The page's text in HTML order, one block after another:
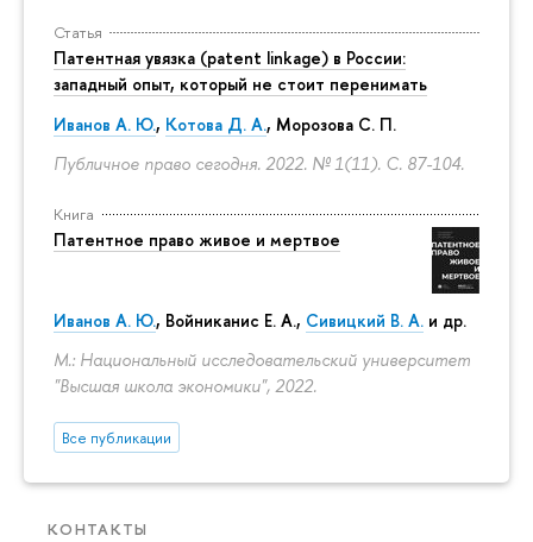
Статья
Патентная увязка (patent linkage) в России:
западный опыт, который не стоит перенимать
Иванов А. Ю., Котова Д. А., Морозова С. П.
Публичное право сегодня. 2022. № 1(11). С. 87-104.
Книга
Патентное право живое и мертвое
Иванов А. Ю., Войниканис Е. А., Сивицкий В. А. и др.
М.: Национальный исследовательский университет
"Высшая школа экономики", 2022.
Все публикации
КОНТАКТЫ